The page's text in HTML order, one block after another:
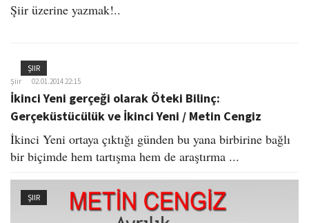
Şiir üzerine yazmak!..
ŞIIR
Şiir 02.01.2014 22:15
İkinci Yeni gerçeği olarak Öteki Bilinç:
Gerçeküstücülük ve İkinci Yeni / Metin Cengiz
İkinci Yeni ortaya çıktığı günden bu yana birbirine bağlı
bir biçimde hem tartışma hem de araştırma ...
ŞIIR